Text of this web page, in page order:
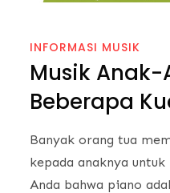
INFORMASI MUSIK
Musik Anak-
Beberapa
Banyak orang tua
kepada anaknya
Anda bahwa piano